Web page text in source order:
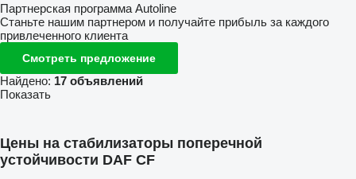
Партнерская программа Autoline
Станьте нашим партнером и получайте прибыль за каждого
привлеченного клиента
Смотреть предложение
Найдено: 17 объявлений
Показать
Цены на стабилизаторы поперечной
устойчивости DAF CF